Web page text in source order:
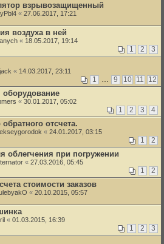
взрывозащищенный
« 27.06.2017, 17:21
воздуха в ней
« 18.05.2017, 19:14
1 2 3
« 14.03.2017, 23:11
1 … 9 10 11 12
« 30.01.2017, 05:02
1 2 3 4
отсчета.
« 24.01.2017, 03:15
1 2
облегчения при погружении
« 27.03.2016, 05:45
1 2
стоимости заказов
« 20.10.2015, 05:57
« 01.03.2015, 16:39
1 2 3